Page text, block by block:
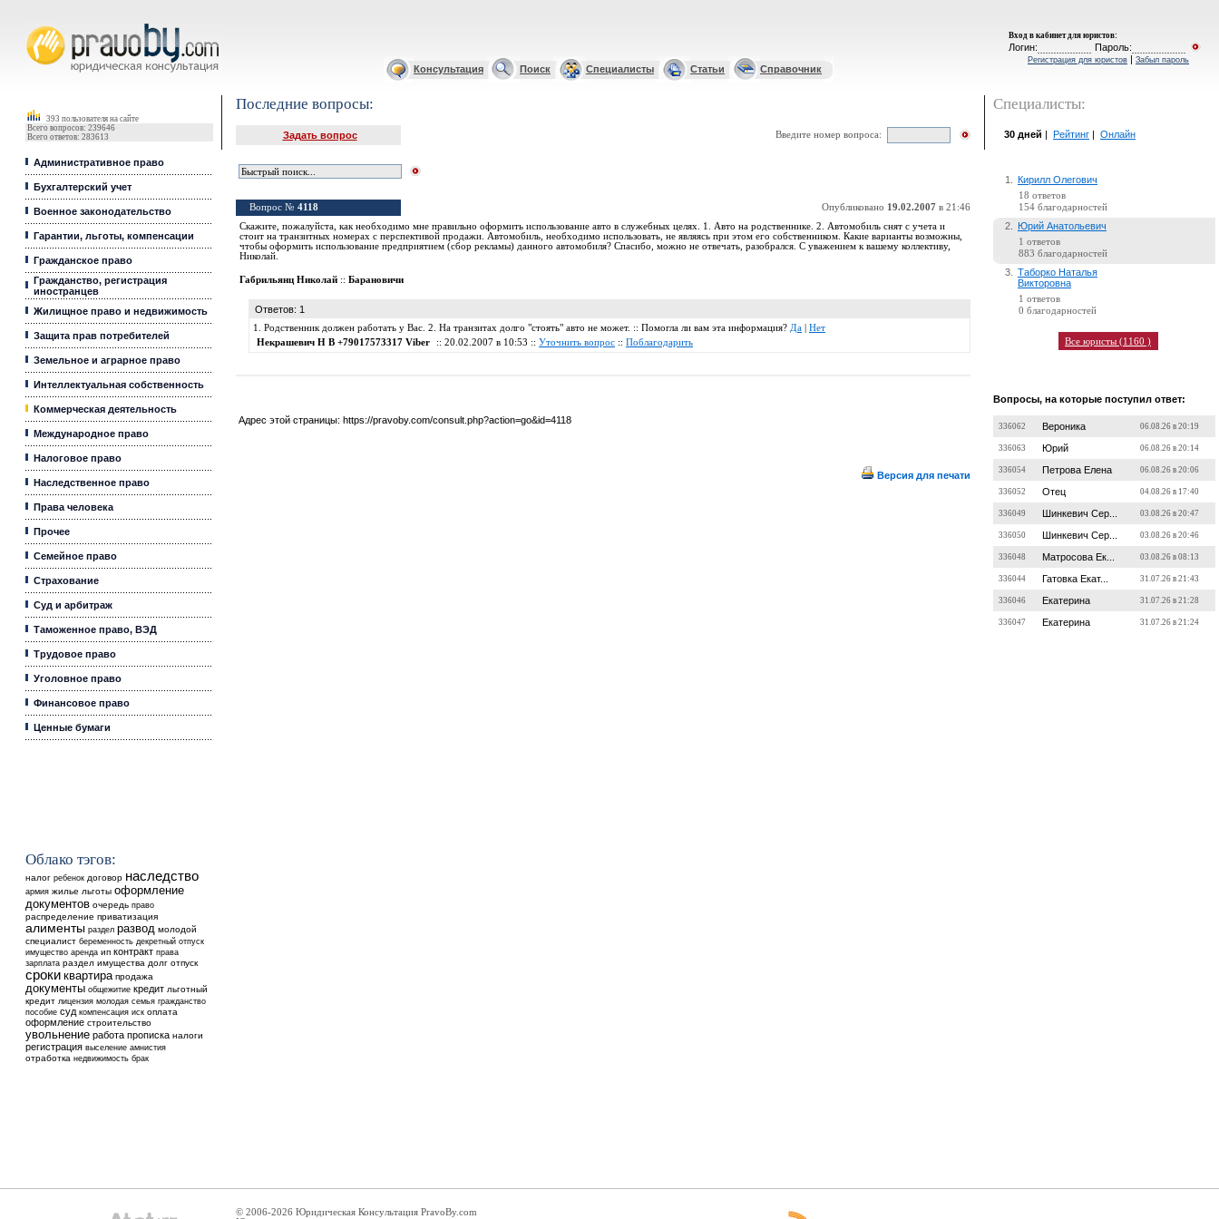
Вход в кабинет для юристов:
Логин: Пароль:
Регистрация для юристов | Забыл пароль
Консультация Поиск Специалисты Статьи Справочник
393 пользователя на сайте
Всего вопросов: 239646
Всего ответов: 283613
Административное право
Бухгалтерский учет
Военное законодательство
Гарантии, льготы, компенсации
Гражданское право
Гражданство, регистрация
иностранцев
Жилищное право и недвижимость
Защита прав потребителей
Земельное и аграрное право
Интеллектуальная собственность
Коммерческая деятельность
Международное право
Налоговое право
Наследственное право
Права человека
Прочее
Семейное право
Страхование
Суд и арбитраж
Таможенное право, ВЭД
Трудовое право
Уголовное право
Финансовое право
Ценные бумаги
Облако тэгов:
налог ребенок договор наследство
армия жилье льготы оформление
документов очередь право
распределение приватизация
алименты раздел развод молодой
специалист беременность декретный отпуск
имущество аренда ип контракт права
зарплата раздел имущества долг отпуск
сроки квартира продажа
документы общежитие кредит льготный
кредит лицензия молодая семья гражданство
пособие суд компенсация иск оплата
оформление строительство
увольнение работа прописка налоги
регистрация выселение амнистия
отработка недвижимость брак
Последние вопросы:
Задать вопрос Введите номер вопроса:
Вопрос № 4118 Опубликовано 19.02.2007 в 21:46
Скажите, пожалуйста, как необходимо мне правильно оформить использование авто в служебных целях. 1. Авто на родственнике. 2. Автомобиль снят с учета и
стоит на транзитных номерах с перспективой продажи. Автомобиль, необходимо использовать, не являясь при этом его собственником. Какие варианты возможны,
чтобы оформить использование предприятием (сбор рекламы) данного автомобиля? Спасибо, можно не отвечать, разобрался. С уважением к вашему коллективу,
Николай.
Габрильянц Николай :: Барановичи
Ответов: 1
1. Родственник должен работать у Вас. 2. На транзитах долго "стоять" авто не может. :: Помогла ли вам эта информация? Да
Нет
Некрашевич Н В +79017573317 Viber
:: 20.02.2007 в 10:53 :: Уточнить вопрос :: Поблагодарить
Адрес этой страницы: https://pravoby.com/consult.php?action=go&id=4118
Версия для печати
Специалисты:
30 дней Рейтинг Онлайн
1. Кирилл Олегович
18 ответов
154 благодарностей
2. Юрий Анатольевич
1 ответов
883 благодарностей
3.
Таборко Наталья
Викторовна
1 ответов
0 благодарностей
Все юристы (1160 )
Вопросы, на которые поступил ответ:
336062 Вероника 06.08.26 в 20:19
336063 Юрий 06.08.26 в 20:14
336054 Петрова Елена 06.08.26 в 20:06
336052 Отец 04.08.26 в 17:40
336049 Шинкевич Сер... 03.08.26 в 20:47
336050 Шинкевич Сер... 03.08.26 в 20:46
336048 Матросова Ек... 03.08.26 в 08:13
336044 Гатовка Екат... 31.07.26 в 21:43
336046 Екатерина 31.07.26 в 21:28
336047 Екатерина 31.07.26 в 21:24
© 2006-2026 Юридическая Консультация PravoBy.com